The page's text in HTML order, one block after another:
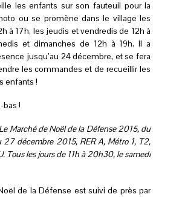
les enfants sur son fauteuil pour la
ou se promène dans le village les
à 17h, les jeudis et vendredis de 12h à
et dimanches de 12h à 19h. Il a
jusqu’au 24 décembre, et se fera
les commandes et de recueillir les
enfants !
bas !
Le Marché de Noël de la Défense 2015, du
27 décembre 2015, RER A, Métro 1, T2,
Tous les jours de 11h à 20h30, le samedi
de la Défense est suivi de près par